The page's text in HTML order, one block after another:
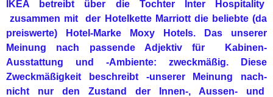
IKEA betreibt über die Tochter Inter Hospitality
zusammen mit der Hotelkette Marriott die beliebte (da
preiswerte) Hotel-Marke Moxy Hotels. Das unserer
Meinung nach passende Adjektiv für Kabinen-
Ausstattung und -Ambiente: zweckmäßig. Diese
Zweckmäßigkeit beschreibt -unserer Meinung nach-
nicht nur den Zustand der Innen-, Aussen- und